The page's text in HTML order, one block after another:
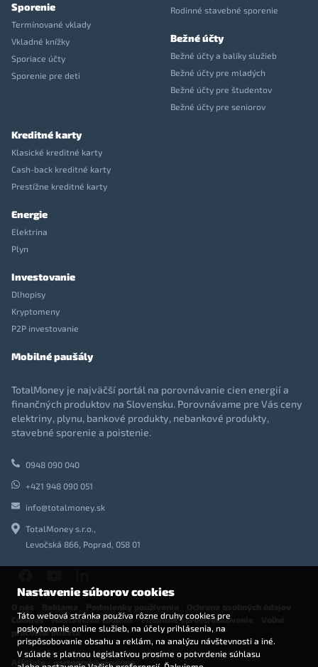
Sporenie
Termínované vklady
Vkladné knížky
Sporiace účty
Sporenie pre deti
Rodinné stavebné sporenie
Bežné účty
Bežné účty a balíky služieb
Bežné účty pre mladých
Bežné účty pre študentov
Bežné účty pre seniorov
Kreditné karty
Klasické kreditné karty
Cash-back kreditné karty
Prestížne kreditné karty
Energie
Elektrina
Plyn
Investovanie
Dlhopisy
Kryptomeny
P2P investovanie
Mobilné paušály
TotalMoney je najväčší portál na porovnávanie cien energií a
finančných produktov na Slovensku. Porovnávame pre Vás ceny
elektriny, plynu, bankové produkty, nebankové produkty,
stavebné sporenie a poistenie.
0948 090 040
+421 948 090 051
info@totalmoney.sk
TotalMoney s.r.o.,
Levočská 866, Poprad, 058 01
Cookies-Nastavenia cookies -Finančné sprostredkovanie
pracovné miesta
Affiliate - partnerský program
Nastavenie súborov cookies
Táto webová stránka používa rôzne druhy cookies pre
poskytovanie online služieb, na účely prihlásenia, na
prispôsobovanie obsahu a reklám, na analýzu návštevnosti a iné.
V súlade s platnou legislatívou prosíme o potvrdenie súhlasu